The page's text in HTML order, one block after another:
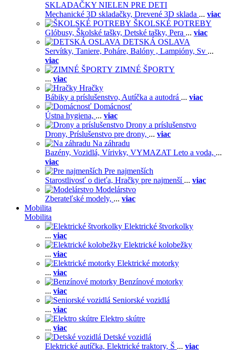
SKLADAČKY NIELEN PRE DETI
Mechanické 3D skladačky, Drevené 3D sklada ... viac
ŠKOLSKÉ POTREBY
Glóbusy, Školské tašky, Detské tašky, Pera ... viac
DETSKÁ OSLAVA
Servítky, Taniere, Poháre, Balóny , Lampióny, Sv ...
viac
ZIMNÉ ŠPORTY
... viac
Hračky
Bábiky a príslušenstvo, Autíčka a autodrá ... viac
Domácnosť
Ústna hygiena, ... viac
Drony a príslušenstvo
Drony, Príslušenstvo pre drony, ... viac
Na záhradu
Bazény, Vozidlá, Vírivky, VYMAZAT Leto a voda, ...
viac
Pre najmenších
Starostlivosť o dieťa, Hračky pre najmenší ... viac
Modelárstvo
Zberateľské modely, ... viac
Mobilita
Mobilita
Elektrické štvorkolky
... viac
Elektrické kolobežky
... viac
Elektrické motorky
... viac
Benzínové motorky
... viac
Seniorské vozidlá
... viac
Elektro skútre
... viac
Detské vozidlá
Elektrické autíčka, Elektrické traktory, Š ... viac